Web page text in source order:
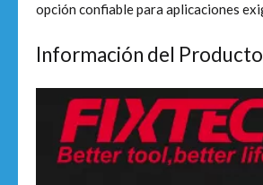
opción confiable para aplicaciones
Información del Producto